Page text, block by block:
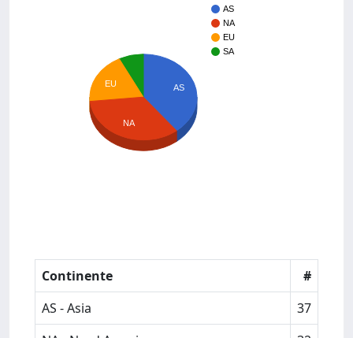
AS
NA
EU
SA
AS
EU
NA
Continente
#
AS - Asia
37